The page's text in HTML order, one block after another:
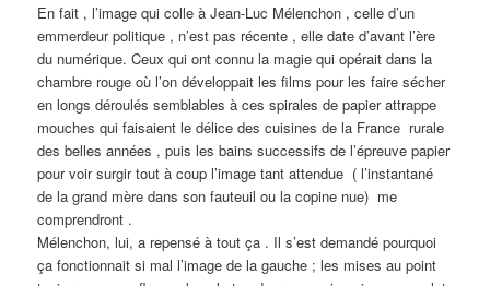
En fait , l’image qui colle à Jean-Luc Mélenchon , celle d’un
emmerdeur politique , n’est pas récente , elle date d’avant l’ère
du numérique. Ceux qui ont connu la magie qui opérait dans la
chambre rouge où l’on développait les films pour les faire sécher
en longs déroulés semblables à ces spirales de papier attrappe
mouches qui faisaient le délice des cuisines de la France rurale
des belles années , puis les bains successifs de l’épreuve papier
pour voir surgir tout à coup l’image tant attendue ( l’instantané
de la grand mère dans son fauteuil ou la copine nue) me
comprendront .
Mélenchon, lui, a repensé à tout ça . Il s’est demandé pourquoi
ça fonctionnait si mal l’image de la gauche ; les mises au point